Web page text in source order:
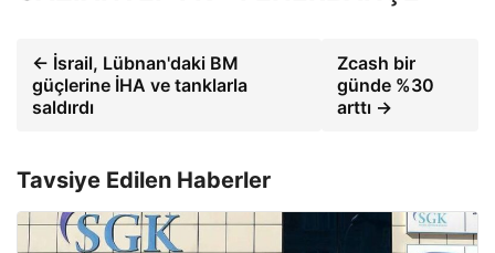
← İsrail, Lübnan'daki BM
güçlerine İHA ve tanklarla
saldırdı
Zcash bir
günde %30
arttı →
Tavsiye Edilen Haberler